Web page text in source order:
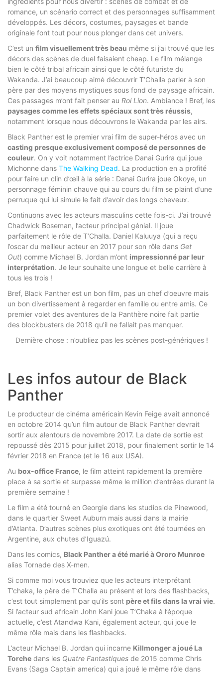
romance, un scénario correct et des personnages suffisamment
développés. Les décors, costumes, paysages et bande
originale font tout pour nous plonger dans cet univers.
C’est un film visuellement très beau même si j’ai trouvé que les
décors des scènes de duel faisaient cheap. Le film mélange
bien le côté tribal africain ainsi que le côté futuriste du
Wakanda. J’ai beaucoup aimé découvrir T’Challa parler à son
père par des moyens mystiques sous fond de paysage africain.
Ces passages m’ont fait penser au Roi Lion. Ambiance ! Bref, les
paysages comme les effets spéciaux sont très réussis,
notamment lorsque nous découvrons le Wakanda par les airs.
Black Panther est le premier vrai film de super-héros avec un
casting presque exclusivement composé de personnes de
couleur. On y voit notamment l’actrice Danai Gurira qui joue
Michonne dans The Walking Dead. La production en a profité
pour faire un clin d’œil à la série : Danai Gurira joue Okoye, un
personnage féminin chauve qui au cours du film se plaint d’une
perruque qui lui simule le fait d’avoir des longs cheveux.
Continuons avec les acteurs masculins cette fois-ci. J’ai trouvé
Chadwick Boseman, l’acteur principal génial. Il joue
parfaitement le rôle de T’Challa. Daniel Kaluuya (qui a reçu
l’oscar du meilleur acteur en 2017 pour son rôle dans Get
Out) comme Michael B. Jordan m’ont impressionné par leur
interprétation. Je leur souhaite une longue et belle carrière à
tous les trois !
Bref, Black Panther est un bon film, pas un chef d’oeuvre mais
un bon divertissement à regarder en famille ou entre amis. Ce
premier volet des aventures de la Panthère noire fait partie
des blockbusters de 2018 qu’il ne fallait pas manquer.
Dernière chose : n’oubliez pas les scènes post-génériques !
Les infos autour de Black
Panther
Le producteur de cinéma américain Kevin Feige avait annoncé
en octobre 2014 qu’un film autour de Black Panther devrait
sortir aux alentours de novembre 2017. La date de sortie est
repoussé dès 2015 pour juillet 2018, pour finalement sortir le 14
février 2018 en France (et le 16 aux USA).
Au box-office France, le film atteint rapidement la première
place à sa sortie et surpasse même le million d’entrées durant la
première semaine !
Le film a été tourné en Georgie dans les studios de Pinewood,
dans le quartier Sweet Auburn mais aussi dans la mairie
d’Atlanta. D’autres scènes plus exotiques ont été tournées en
Argentine, aux chutes d’Iguazú.
Dans les comics, Black Panther a été marié à Ororo Munroe
alias Tornade des X-men.
Si comme moi vous trouviez que les acteurs interprétant
T’chaka, le père de T’Challa au présent et lors des flashbacks,
c’est tout simplement par qu’ils sont père et fils dans la vrai vie.
Si l’acteur sud africain John Kani joue T’Chaka à l’époque
actuelle, c’est Atandwa Kani, également acteur, qui joue le
même rôle mais dans les flashbacks.
L’acteur Michael B. Jordan qui incarne Killmonger a joué La
Torche dans les Quatre Fantastiques de 2015 comme Chris
Evans (Saga Captain america) qui a joué le même rôle dans